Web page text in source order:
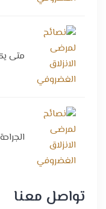
متى
تواصل معنا